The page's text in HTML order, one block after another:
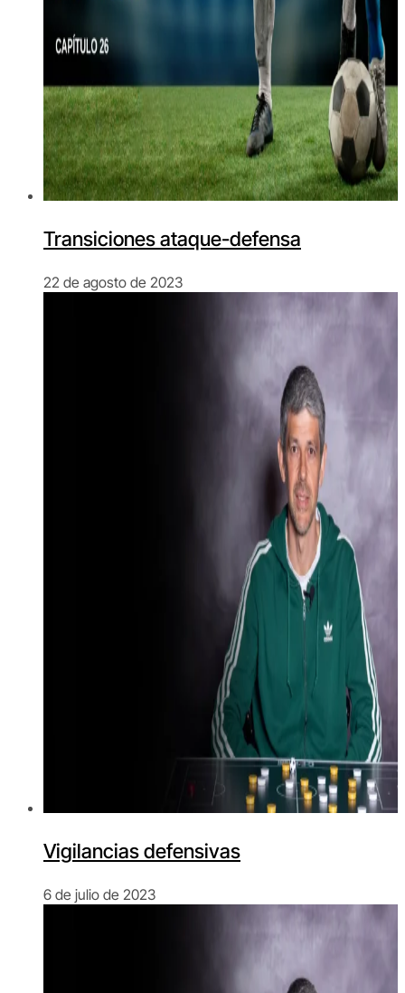
Transiciones ataque-defensa
22 de agosto de 2023
Vigilancias defensivas
6 de julio de 2023